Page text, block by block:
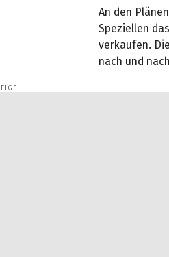
An den
Speziellen
verkaufen.
nach und